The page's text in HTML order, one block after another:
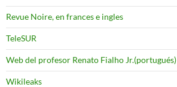
Revue Noire, en frances e ingles
TeleSUR
Web del profesor Renato Fialho Jr.(portugués)
Wikileaks